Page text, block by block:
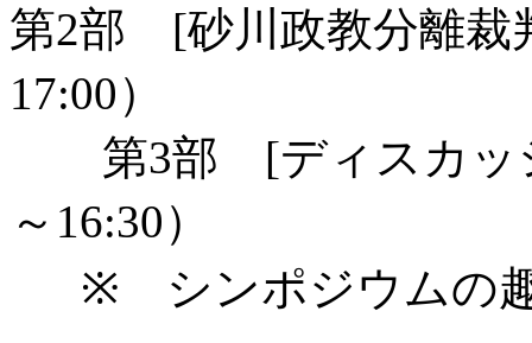
第2部 [砂川政教分離裁
17:00）
第3部 [ディス
～16:30）
※ シンポジウムの趣